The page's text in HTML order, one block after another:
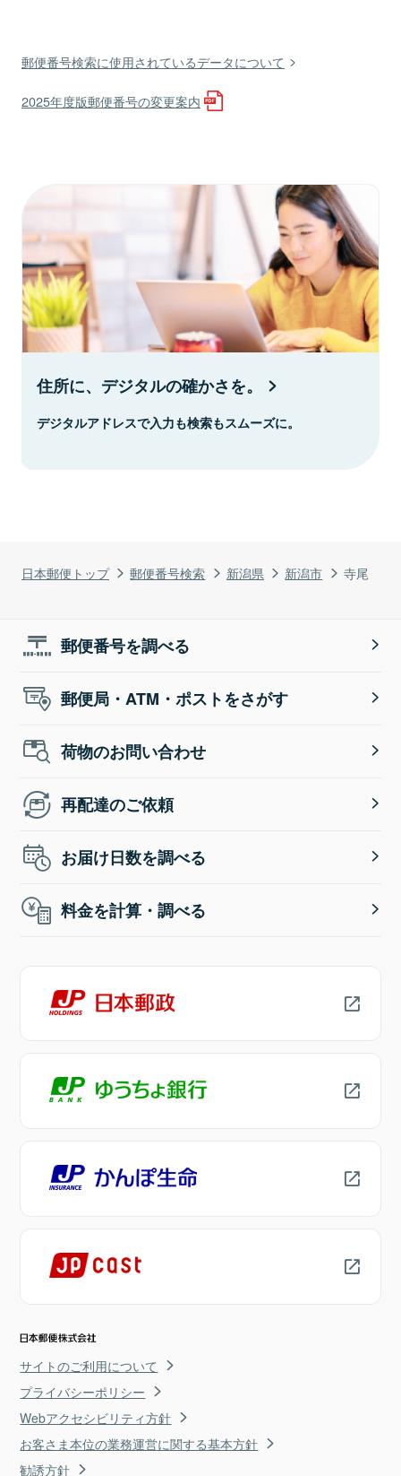
日本郵便トップ 郵便番号検索 新潟県 新潟市 寺尾
郵便番号検索に使用されているデータについて
2025年度版郵便番号の変更案内
住所に、デジタルの確かさを。
デジタルアドレスで入力も検索もスムーズに。
郵便番号を調べる
郵便局・ATM・ポストをさがす
荷物のお問い合わせ
再配達のご依頼
お届け日数を調べる
料金を計算・調べる
サイトのご利用について
プライバシーポリシー
Webアクセシビリティ方針
お客さま本位の業務運営に関する基本方針
勧誘方針